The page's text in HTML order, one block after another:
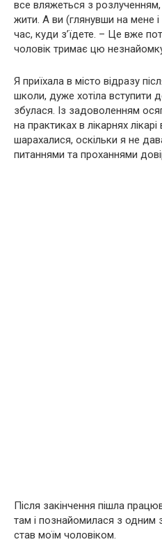
все вляжеться з
жити. А ви (глянувши на мене
час, куди з’їдете. – Це вже
чоловік тримає цю
Я приїхала в місто відразу
школи, дуже хотіла вступити
збулася. Із задоволенням
на практиках в лікарнях
шарахалися, оскільки я не
питаннями та проханнями
Після закінчення пішла
там і познайомилася з одним
став моїм чоловіком.